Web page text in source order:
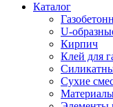
Каталог
U-
Кирпич
Клей для
Сухие